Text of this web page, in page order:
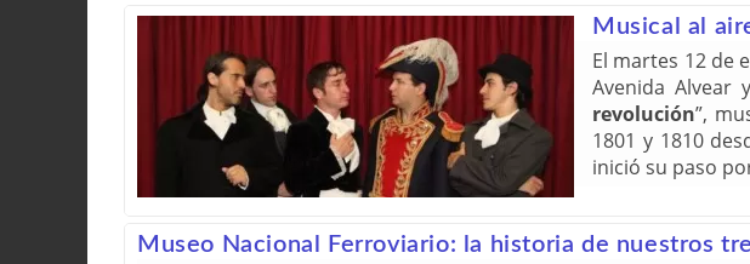
Musical al
El martes 12 de
Avenida Alvear
revolución”,
1801 y 1810
inició su paso
Museo Nacional Ferroviario: la historia de nuestros